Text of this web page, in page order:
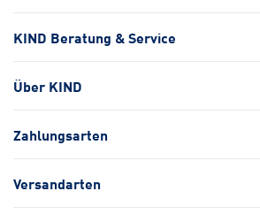
KIND Beratung & Service
Über KIND
Zahlungsarten
Versandarten